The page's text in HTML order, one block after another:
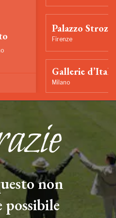
Palazzo Strozzi
Firenze
Gallerie
Milano
non
possibile